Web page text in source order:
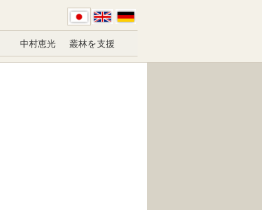
中村恵光 叢林を支援